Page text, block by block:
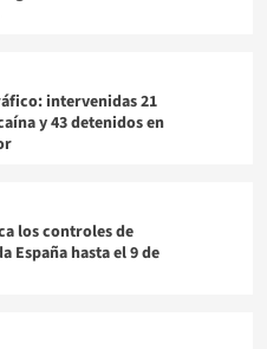
intervenidas 21
y 43 detenidos en
los controles de
España hasta el 9 de